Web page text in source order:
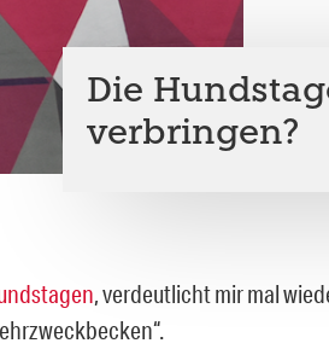
Die
verbringen?
, verdeutlicht mir mal